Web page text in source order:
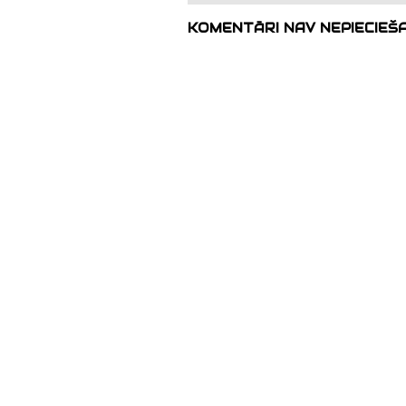
KOMENTĀRI NAV